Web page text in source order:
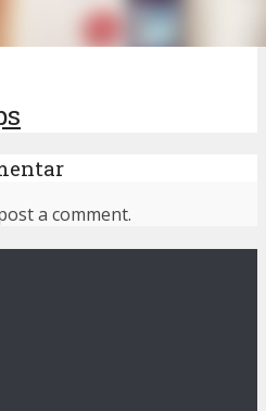
a comment.